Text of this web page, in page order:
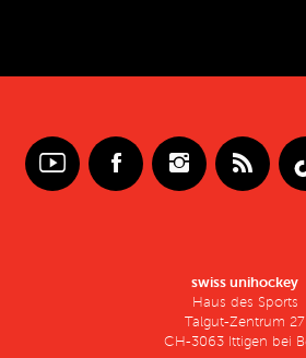
swiss unihockey
Haus des Sports
Talgut-Zentrum 27
CH-3063 Ittigen bei